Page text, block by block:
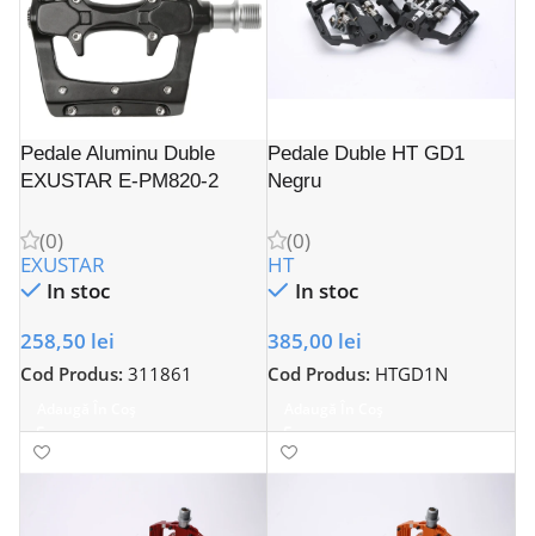
Pedale Aluminu Duble
EXUSTAR E-PM820-2
(0)
EXUSTAR
In stoc
258,50 lei
Cod Produs: 311861
Pedale Duble HT GD1
Negru
(0)
HT
In stoc
385,00 lei
Cod Produs: HTGD1N